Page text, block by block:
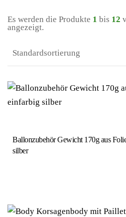
Es werden die Produkte 1 bis 12
angezeigt.
Ballonzubehör Gewicht 170g aus
silber